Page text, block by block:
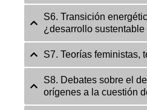
S6. Transición
¿desarrollo
S7. Teorías feministas,
S8. Debates sobre el
orígenes a la cuestión